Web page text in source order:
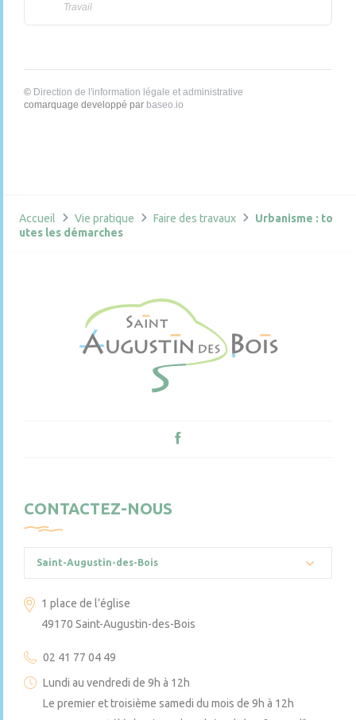
Travail
© Direction de l'information légale et administrative
comarquage developpé par baseo.io
Accueil Vie pratique Faire des travaux
Urbanisme : to
utes les démarches
CONTACTEZ-NOUS
Saint-Augustin-des-Bois
1 place de l’église
49170 Saint-Augustin-des-Bois
02 41 77 04 49
Lundi au vendredi de 9h à 12h
Le premier et troisième samedi du mois de 9h à 12h